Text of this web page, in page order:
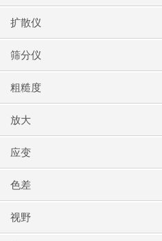
扩散仪
筛分仪
粗糙度
放大
应变
色差
视野